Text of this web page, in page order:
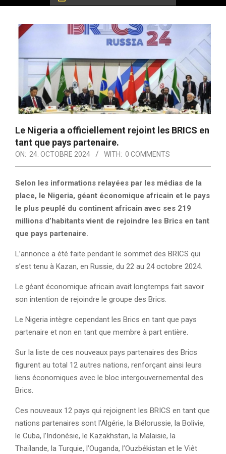
Le Nigeria a officiellement rejoint les BRICS en
tant que pays partenaire.
ON: 24. OCTOBRE 2024 WITH: 0 COMMENTS
Selon les informations relayées par les médias de la
place, le Nigeria, géant économique africain et le pays
le plus peuplé du continent africain avec ses 219
millions d’habitants vient de rejoindre les Brics en tant
que pays partenaire.
L’annonce a été faite pendant le sommet des BRICS qui
s’est tenu à Kazan, en Russie, du 22 au 24 octobre 2024.
Le géant économique africain avait longtemps fait savoir
son intention de rejoindre le groupe des Brics.
Le Nigeria intègre cependant les Brics en tant que pays
partenaire et non en tant que membre à part entière.
Sur la liste de ces nouveaux pays partenaires des Brics
figurent au total 12 autres nations, renforçant ainsi leurs
liens économiques avec le bloc intergouvernemental des
Brics.
Ces nouveaux 12 pays qui rejoignent les BRICS en tant que
nations partenaires sont l’Algérie, la Biélorussie, la Bolivie,
le Cuba, l’Indonésie, le Kazakhstan, la Malaisie, la
Thaïlande, la Turquie, l’Ouganda, l’Ouzbékistan et le Viêt